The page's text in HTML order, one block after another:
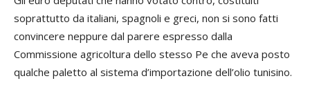
soprattutto da italiani, spagnoli e greci, non si sono fatti
convincere neppure dal parere espresso dalla
Commissione agricoltura dello stesso Pe che aveva posto
qualche paletto al sistema d’importazione dell’olio tunisino.